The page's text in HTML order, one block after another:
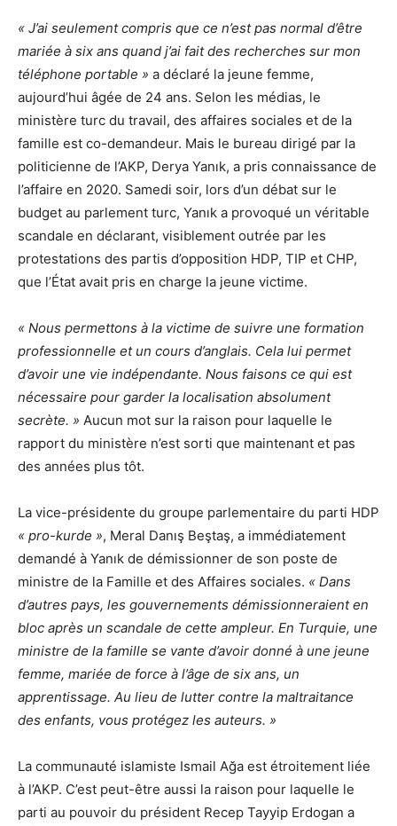
« J’ai seulement compris que ce n’est pas normal d’être
mariée à six ans quand j’ai fait des recherches sur mon
téléphone portable » a déclaré la jeune femme,
aujourd’hui âgée de 24 ans. Selon les médias, le
ministère turc du travail, des affaires sociales et de la
famille est co-demandeur. Mais le bureau dirigé par la
politicienne de l’AKP, Derya Yanık, a pris connaissance de
l’affaire en 2020. Samedi soir, lors d’un débat sur le
budget au parlement turc, Yanık a provoqué un véritable
scandale en déclarant, visiblement outrée par les
protestations des partis d’opposition HDP, TIP et CHP,
que l’État avait pris en charge la jeune victime.
« Nous permettons à la victime de suivre une formation
professionnelle et un cours d’anglais. Cela lui permet
d’avoir une vie indépendante. Nous faisons ce qui est
nécessaire pour garder la localisation absolument
secrète. » Aucun mot sur la raison pour laquelle le
rapport du ministère n’est sorti que maintenant et pas
des années plus tôt.
La vice-présidente du groupe parlementaire du parti HDP
« pro-kurde », Meral Danış Beştaş, a immédiatement
demandé à Yanık de démissionner de son poste de
ministre de la Famille et des Affaires sociales. « Dans
d’autres pays, les gouvernements démissionneraient en
bloc après un scandale de cette ampleur. En Turquie, une
ministre de la famille se vante d’avoir donné à une jeune
femme, mariée de force à l’âge de six ans, un
apprentissage. Au lieu de lutter contre la maltraitance
des enfants, vous protégez les auteurs. »
La communauté islamiste Ismail Ağa est étroitement liée
à l’AKP. C’est peut-être aussi la raison pour laquelle le
parti au pouvoir du président Recep Tayyip Erdogan a